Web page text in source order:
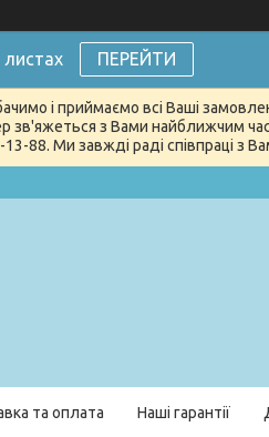
ПЕРЕЙТИ
і приймаємо всі Ваші
з Вами найближчим
88. Ми завжді раді співпраці з
та оплата Наші гарантії